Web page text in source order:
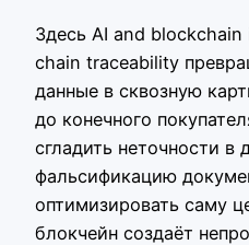
Здесь AI and
chain traceability
данные в сквозную
до конечного
сгладить неточности в
фальсификацию
оптимизировать саму
блокчейн создаёт